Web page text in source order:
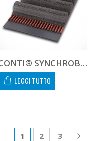
CONTI® SYNCHROBELT 310XL-400 CUSTOM
LEGGI TUTTO
1 2 3